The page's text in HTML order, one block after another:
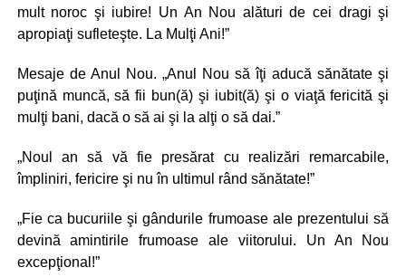
mult noroc şi iubire! Un An Nou alături de cei dragi şi
apropiaţi sufleteşte. La Mulţi Ani!”
Mesaje de Anul Nou. „Anul Nou să îţi aducă sănătate şi
puţină muncă, să fii bun(ă) şi iubit(ă) şi o viaţă fericită şi
mulţi bani, dacă o să ai şi la alţi o să dai.”
„Noul an să vă fie presărat cu realizări remarcabile,
împliniri, fericire şi nu în ultimul rând sănătate!”
„Fie ca bucuriile şi gândurile frumoase ale prezentului să
devină amintirile frumoase ale viitorului. Un An Nou
excepţional!”